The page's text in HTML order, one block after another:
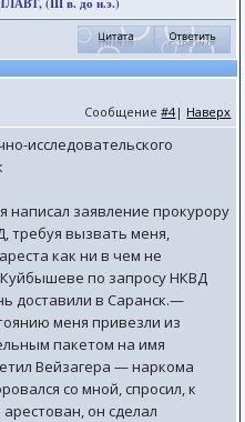
Сообщение#4| Наверх
исследовательского
заявление прокурору
требуя вызвать меня,
как ни в чем не
по запросу НКВД
доставили в Саранск.—
меня привезли из
пакетом на имя
Вейзагера — наркома
со мной, спросил, к
арестован, он сделал